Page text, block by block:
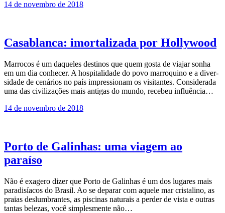
14 de novembro de 2018
Casablanca: imortalizada por Hollywood
Marrocos é um daqueles destinos que quem gosta de viajar sonha
em um dia conhecer. A hospitalidade do povo marroquino e a diver­
sidade de cenários no país impressionam os visitan­tes. Considerada
uma das civilizações mais antigas do mundo, recebeu influência…
14 de novembro de 2018
Porto de Galinhas: uma viagem ao
paraíso
Não é exagero dizer que Porto de Galinhas é um dos lugares mais
paradisíacos do Brasil. Ao se deparar com aquele mar cristalino, as
praias deslumbrantes, as piscinas naturais a perder de vista e outras
tantas belezas, você simplesmente não…